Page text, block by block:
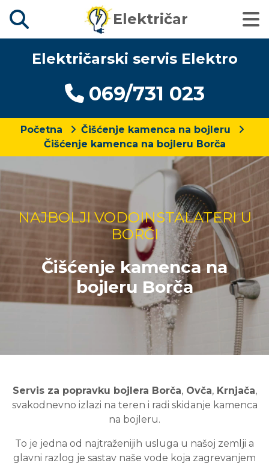
Električar
Električarski servis Elektro
069/731 023
Početna
Čišćenje kamenca na bojleru
Čišćenje kamenca na bojleru Borča
NAJBOLJI VODOINSTALATERI U
BORČI
Čišćenje kamenca na
bojleru Borča
Servis za popravku bojlera Borča,Ovča,Krnjača,
svakodnevno izlazi na teren i radi skidanje kamenca
na bojleru.
To je jedna od najtraženijih usluga u našoj zemlji a
glavni razlog je sastav naše vode koja zagrevanjem